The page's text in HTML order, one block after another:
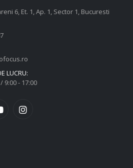
6, Et. 1, Ap. 1, Sector 1, Bucuresti
LUCRU:
9:00 - 17:00